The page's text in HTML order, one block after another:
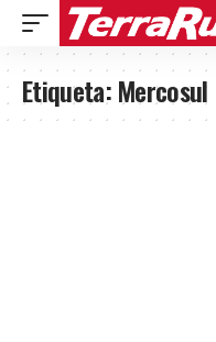
Etiqueta:Mercosul